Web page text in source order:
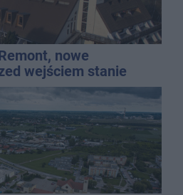
nowe
wejściem stanie